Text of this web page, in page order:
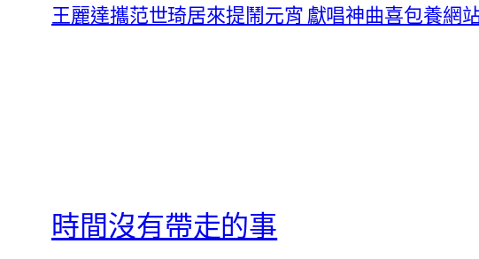
王麗達攜范世琦居來提鬧元宵 獻唱神曲喜包養網
時間沒有帶走的事